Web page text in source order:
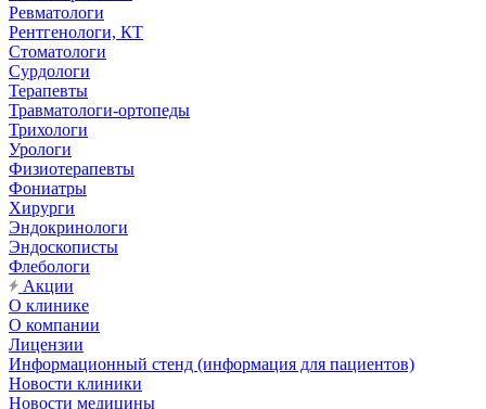
Ревматологи
Рентгенологи, КТ
Стоматологи
Сурдологи
Терапевты
Травматологи-ортопеды
Трихологи
Урологи
Физиотерапевты
Фониатры
Хирурги
Эндокринологи
Эндоскописты
Флебологи
Акции
О клинике
О компании
Лицензии
Информационный стенд (информация для пациентов)
Новости клиники
Новости медицины